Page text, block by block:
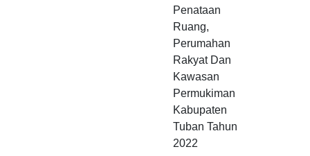
Penataan
Ruang,
Perumahan
Rakyat Dan
Kawasan
Permukiman
Kabupaten
Tuban Tahun
2022